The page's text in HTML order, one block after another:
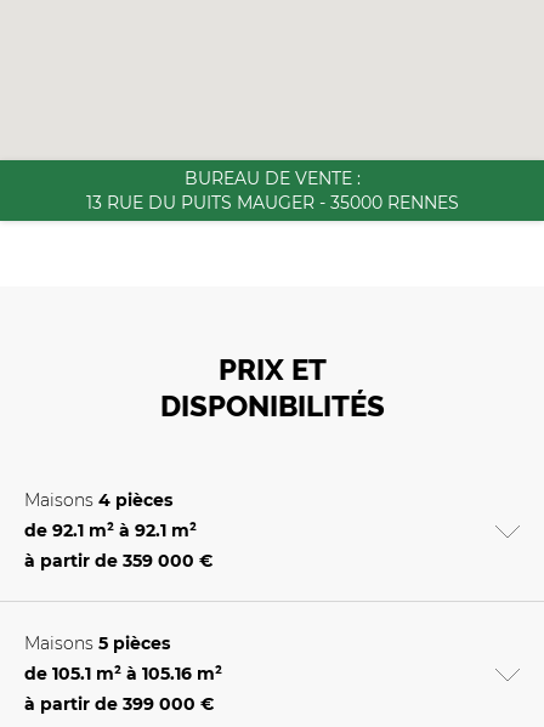
BUREAU DE VENTE :
13 RUE DU PUITS MAUGER - 35000 RENNES
PRIX ET
DISPONIBILITÉS
Maisons 4 pièces
de 92.1 m² à 92.1 m²
à partir de 359 000 €
Maisons 5 pièces
de 105.1 m² à 105.16 m²
à partir de 399 000 €